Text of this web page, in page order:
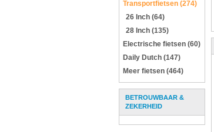
Transportfietsen (274)
26 Inch (64)
28 Inch (135)
Electrische fietsen (60)
Daily Dutch (147)
Meer fietsen (464)
BETROUWBAAR &
ZEKERHEID